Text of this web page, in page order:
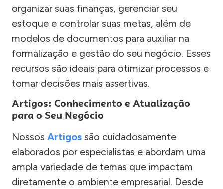
organizar suas finanças, gerenciar seu
estoque e controlar suas metas, além de
modelos de documentos para auxiliar na
formalização e gestão do seu negócio. Esses
recursos são ideais para otimizar processos e
tomar decisões mais assertivas.
Artigos: Conhecimento e Atualização
para o Seu Negócio
Nossos Artigos são cuidadosamente
elaborados por especialistas e abordam uma
ampla variedade de temas que impactam
diretamente o ambiente empresarial. Desde